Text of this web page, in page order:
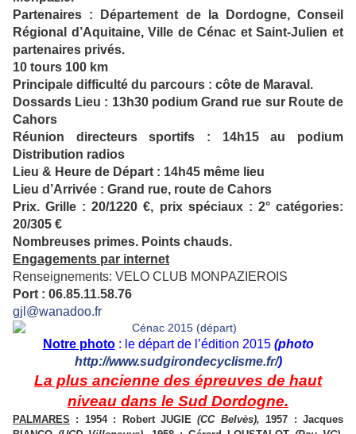
Partenaires : Département de la Dordogne, Conseil
Régional d’Aquitaine, Ville de Cénac et Saint-Julien et
partenaires privés.
10 tours 100 km
Principale difficulté du parcours : côte de Maraval.
Dossards Lieu : 13h30 podium Grand rue sur Route de
Cahors
Réunion directeurs sportifs : 14h15 au podium
Distribution radios
Lieu & Heure de Départ : 14h45 même lieu
Lieu d’Arrivée : Grand rue, route de Cahors
Prix. Grille : 20/1220 €, prix spéciaux : 2° catégories:
20/305 €
Nombreuses primes. Points chauds.
Engagements par internet
Renseignements: VELO CLUB MONPAZIEROIS
Port : 06.85.11.58.76
gjl@wanadoo.fr
Notre photo: le départ de l’édition 2015 (photo
http://www.sudgirondecyclisme.fr/)
La plus ancienne des épreuves de haut
niveau dans le Sud Dordogne.
PALMARES : 1954 : Robert JUGIE(CC Belvès),1957 : Jacques